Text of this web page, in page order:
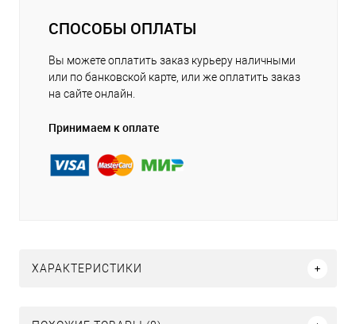
СПОСОБЫ ОПЛАТЫ
Вы можете оплатить заказ курьеру наличными
или по банковской карте, или же оплатить заказ
на сайте онлайн.
Принимаем к оплате
ХАРАКТЕРИСТИКИ